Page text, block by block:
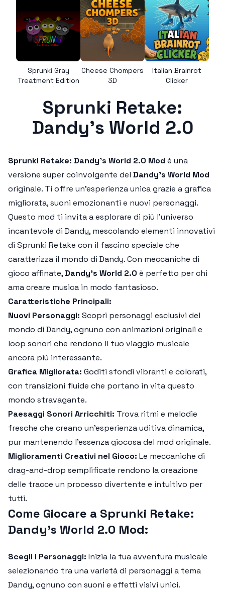
Sprunki Gray
Treatment Edition
Cheese Chompers
3D
Italian Brainrot
Clicker
Sprunki Retake:
Dandy’s World 2.0
Sprunki Retake: Dandy’s World 2.0 Mod è una
versione super coinvolgente del Dandy’s World Mod
originale. Ti offre un'esperienza unica grazie a grafica
migliorata, suoni emozionanti e nuovi personaggi.
Questo mod ti invita a esplorare di più l'universo
incantevole di Dandy, mescolando elementi innovativi
di Sprunki Retake con il fascino speciale che
caratterizza il mondo di Dandy. Con meccaniche di
gioco affinate,Dandy’s World 2.0 è perfetto per chi
ama creare musica in modo fantasioso.
Caratteristiche Principali:
Nuovi Personaggi: Scopri personaggi esclusivi del
mondo di Dandy, ognuno con animazioni originali e
loop sonori che rendono il tuo viaggio musicale
ancora più interessante.
Grafica Migliorata: Goditi sfondi vibranti e colorati,
con transizioni fluide che portano in vita questo
mondo stravagante.
Paesaggi Sonori Arricchiti: Trova ritmi e melodie
fresche che creano un'esperienza uditiva dinamica,
pur mantenendo l’essenza giocosa del mod originale.
Miglioramenti Creativi nel Gioco: Le meccaniche di
drag-and-drop semplificate rendono la creazione
delle tracce un processo divertente e intuitivo per
tutti.
Come Giocare a Sprunki Retake:
Dandy’s World 2.0 Mod:
Scegli i Personaggi: Inizia la tua avventura musicale
selezionando tra una varietà di personaggi a tema
Dandy, ognuno con suoni e effetti visivi unici.